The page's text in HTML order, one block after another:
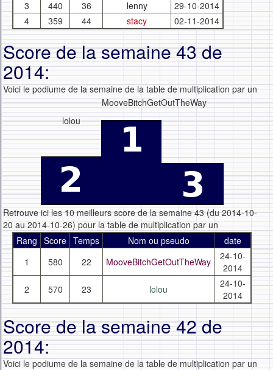
3
440 36 lenny
29-10-2014
4
359 44 stacy 02-11-2014
Score de la semaine 43 de
2014:
Voici le podiume de la semaine de la table de multiplication par un
lolou
MooveBitchGetOutTheWay
Retrouve ici les 10 meilleurs score de la semaine 43 (du 2014-10-
20 au 2014-10-26) pour la table de multiplication par un
Rang Score Temps Nom ou pseudo
date
1
580 22 MooveBitchGetOutTheWay
24-10-
2014
2
570 23 lolou
24-10-
2014
Score de la semaine 42 de
2014:
Voici le podiume de la semaine de la table de multiplication par un